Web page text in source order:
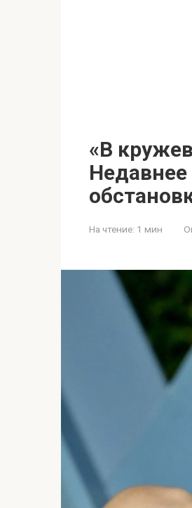
«В
На чтение: 1 мин